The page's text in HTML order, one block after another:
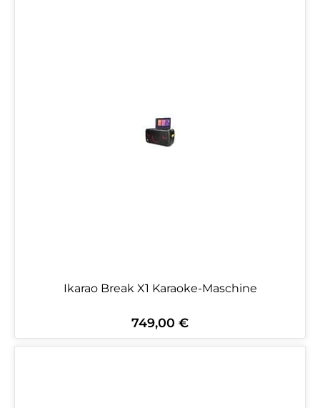
Ikarao Break X1 Karaoke-Maschine
Regulärer Preis:
749,00 €